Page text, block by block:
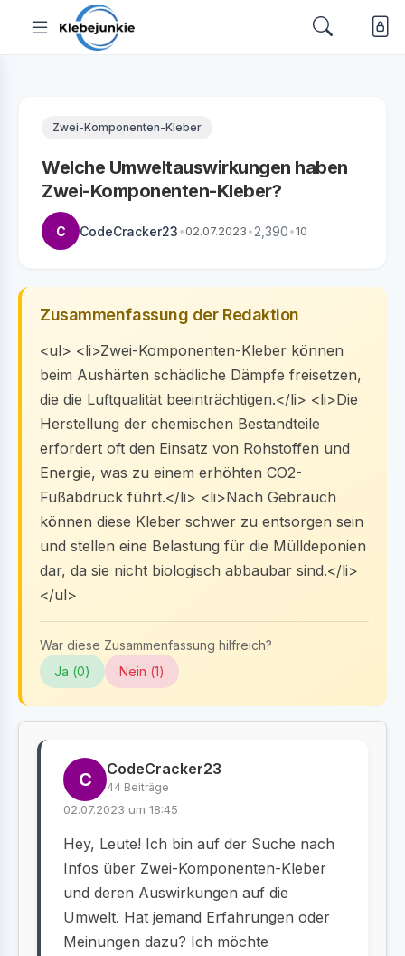
Zwei-Komponenten-Kleber
Welche Umweltauswirkungen haben
Zwei-Komponenten-Kleber?
C CodeCracker23•02.07.2023•2,390•10
Zusammenfassung der Redaktion
<ul> <li>Zwei-Komponenten-Kleber können
beim Aushärten schädliche Dämpfe freisetzen,
die die Luftqualität beeinträchtigen.</li> <li>Die
Herstellung der chemischen Bestandteile
erfordert oft den Einsatz von Rohstoffen und
Energie, was zu einem erhöhten CO2-
Fußabdruck führt.</li> <li>Nach Gebrauch
können diese Kleber schwer zu entsorgen sein
und stellen eine Belastung für die Mülldeponien
dar, da sie nicht biologisch abbaubar sind.</li>
</ul>
War diese Zusammenfassung hilfreich?
Ja (0) Nein (1)
C CodeCracker23
44 Beiträge
02.07.2023 um 18:45
Hey, Leute! Ich bin auf der Suche nach
Infos über Zwei-Komponenten-Kleber
und deren Auswirkungen auf die
Umwelt. Hat jemand Erfahrungen oder
Meinungen dazu? Ich möchte